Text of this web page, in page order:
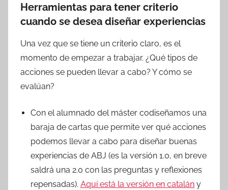
Herramientas para tener criterio
cuando se desea diseñar experiencias
Una vez que se tiene un criterio claro, es el
momento de empezar a trabajar. ¿Qué tipos de
acciones se pueden llevar a cabo? Y cómo se
evalúan?
Con el alumnado del máster codiseñamos una
baraja de cartas que permite ver qué acciones
podemos llevar a cabo para diseñar buenas
experiencias de ABJ (es la versión 1.0, en breve
saldrá una 2.0 con las preguntas y reflexiones
repensadas). Aquí está la versión en catalán y